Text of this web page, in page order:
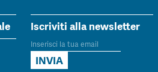
Iscriviti alla newsletter